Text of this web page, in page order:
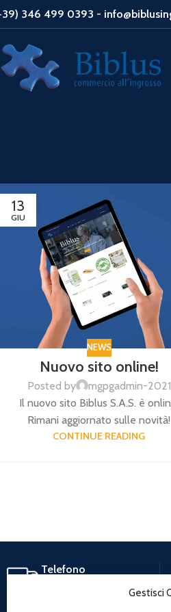
Gestisci
346 499 0393 -
13
GIU
NEWS
Nuovo sito online!
Posted by
mgpgadmin-2021
Il nuovo sito Biblus S.A.S. è
Rimani aggiornato sulle novità!
CONTINUE READING
Telefono
(+39) 0577 1655781